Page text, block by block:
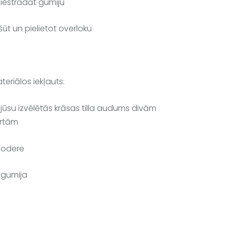
un pielietot overloku
iekļauts:
jūsu izvēlētās krāsas tilla audums divām
odere
gumija